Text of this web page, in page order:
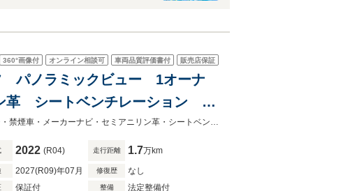
360°画像付 オンライン相談可 車両品質評価書付 販売店保証
パノラミックビュー 1オーナ
シートベンチレーション シ
ヘッド ETC2.0 スマートキ★グループ約３０，０００台の在庫から取り寄せ可能！★１オーナー・禁煙車・メーカーナビ・セミアニリン革・シートベンチレーション・シートメモリ・ＥＴＣ２．０
2022 (R04) 走行距離 1.7万km
2027(R09)年07月 修復歴 なし
保証付 整備 法定整備付